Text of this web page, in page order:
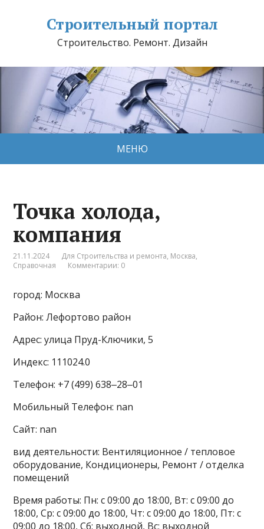
Строительный портал
Строительство. Ремонт. Дизайн
МЕНЮ
Точка холода,
компания
21.11.2024 Для Строительства и ремонта, Москва,
Справочная
Комментарии: 0
город: Москва
Район: Лефортово район
Адрес: улица Пруд-Ключики, 5
Индекс: 111024.0
Телефон: +7 (499) 638‒28‒01
Мобильный Телефон: nan
Сайт: nan
вид деятельности: Вентиляционное / тепловое
оборудование, Кондиционеры, Ремонт / отделка
помещений
Время работы: Пн: с 09:00 до 18:00, Вт: с 09:00 до
18:00, Ср: с 09:00 до 18:00, Чт: с 09:00 до 18:00, Пт: с
09:00 до 18:00, Сб: выходной, Вс: выходной